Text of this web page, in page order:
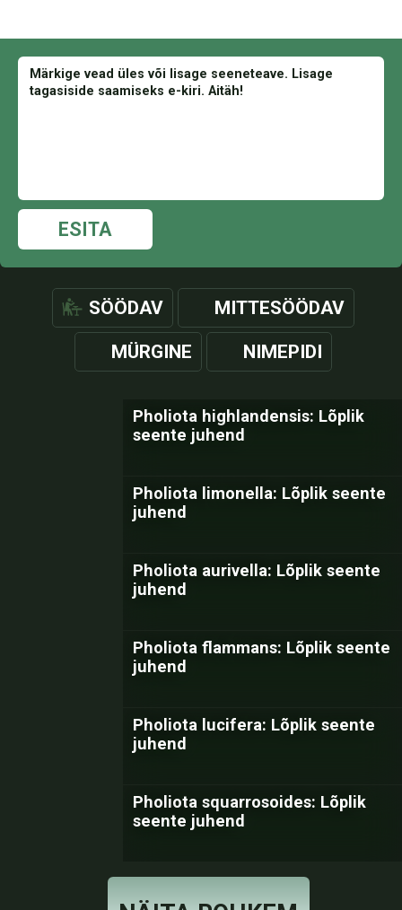
ESITA
SÖÖDAV MITTESÖÖDAV
MÜRGINE NIMEPIDI
Pholiota highlandensis: Lõplik
seente juhend
Pholiota limonella: Lõplik seente
juhend
Pholiota aurivella: Lõplik seente
juhend
Pholiota flammans: Lõplik seente
juhend
Pholiota lucifera: Lõplik seente
juhend
Pholiota squarrosoides: Lõplik
seente juhend